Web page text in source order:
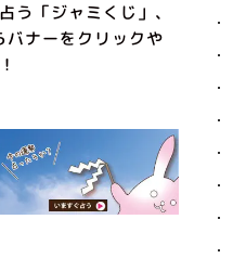
う「ジャミくじ」、
バナーをクリックや